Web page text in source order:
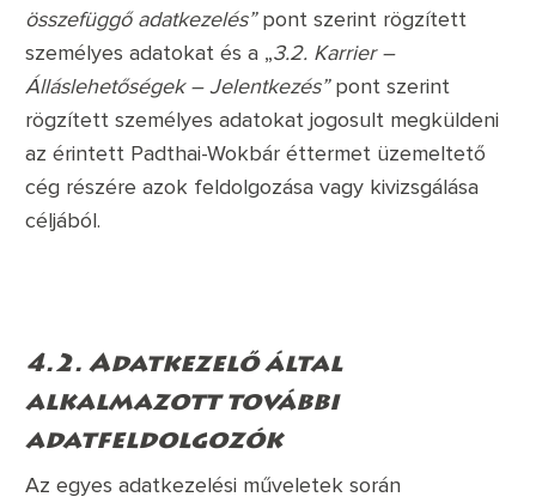
összefüggő adatkezelés”pont szerint rögzített
személyes adatokat és a „3.2. Karrier –
Álláslehetőségek – Jelentkezés”pont szerint
rögzített személyes adatokat jogosult megküldeni
az érintett Padthai-Wokbár éttermet üzemeltető
cég részére azok feldolgozása vagy kivizsgálása
céljából.
4.2. Adatkezelő által
alkalmazott további
adatfeldolgozók
Az egyes adatkezelési műveletek során